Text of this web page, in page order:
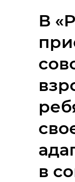
В
в